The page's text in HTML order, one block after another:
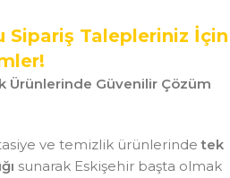
Sipariş Talepleriniz İçin
Ürünlerinde Güvenilir Çözüm
ve temizlik ürünlerindetek
sunarak Eskişehir başta olmak